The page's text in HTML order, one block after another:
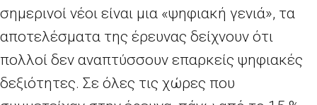
σημερινοί νέοι είναι μια «ψηφιακή γενιά», τα
αποτελέσματα της έρευνας δείχνουν ότι
πολλοί δεν αναπτύσσουν επαρκείς ψηφιακές
δεξιότητες. Σε όλες τις χώρες που